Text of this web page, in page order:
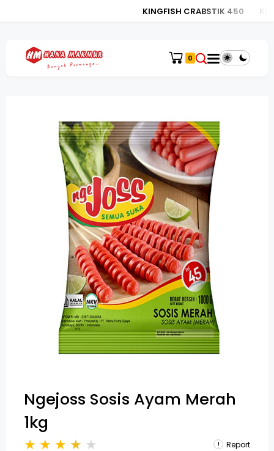
KINGFISH CRABSTIK 450
0
Ngejoss Sosis Ayam Merah
1kg
Report